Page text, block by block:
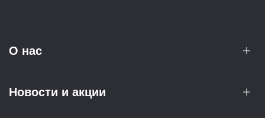
О нас
Новости и акции